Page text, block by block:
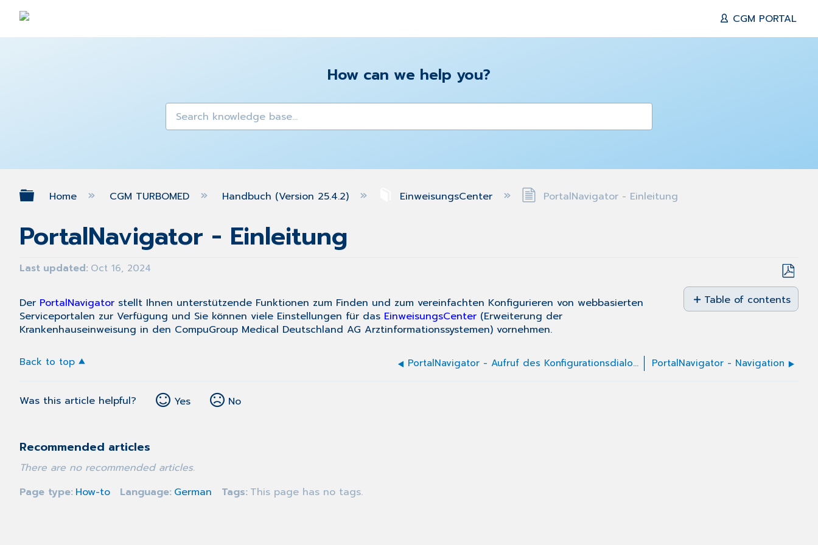
CGM PORTAL
How can we help you?
Expand/collapse global hierarchy
Home CGM TURBOMED Handbuch (Version 25.4.2) EinweisungsCenter PortalNavigator - Einleitung
PortalNavigator - Einleitung
Last updated Oct 16, 2024
Save
as
PDF
Table of contents
No
Der PortalNavigator stellt Ihnen unterstützende Funktionen zum Finden und zum vereinfachten Konfigurieren von webbasierten
Serviceportalen zur Verfügung und Sie können viele Einstellungen für das EinweisungsCenter (Erweiterung der
Krankenhauseinweisung in den CompuGroup Medical Deutschland AG Arztinformationssystemen) vornehmen.
Back to top PortalNavigator - Aufruf des Konfigurationsdialogs PortalNavigator - Navigation
Was this article helpful? Yes No
Recommended articles
There are no recommended articles.
Page type How-to Language German Tags This page has no tags.